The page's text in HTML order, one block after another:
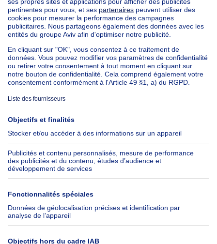
Appartement à vendre avec 3 chambres
Maison à vendre avec 3 chambres
Appartement à louer avec 3 chambres
Maison à louer avec 3 chambres
Appartement à louer avec 3 chambres Bruxelles-ville
À propos
Immoweb
Presse
Emplois
Groupe Axel Springer
SeLoger.com
Immowelt.de
Outils
Belfius
Assurances
Check-list déménagement
Aide
FAQ
Suivez-nous